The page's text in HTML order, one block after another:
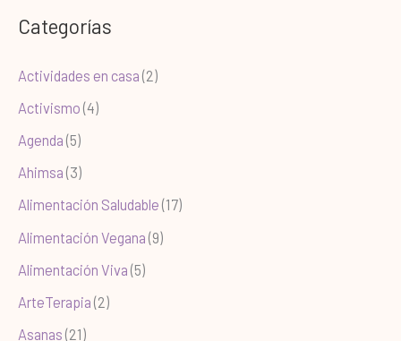
Categorías
Actividades en casa (2)
Activismo (4)
Agenda (5)
Ahimsa (3)
Alimentación Saludable (17)
Alimentación Vegana (9)
Alimentación Viva (5)
ArteTerapia (2)
Asanas (21)